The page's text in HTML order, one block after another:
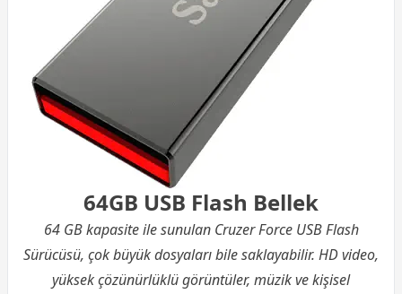
64GB USB Flash Bellek
64 GB kapasite ile sunulan Cruzer Force USB Flash
Sürücüsü, çok büyük dosyaları bile saklayabilir. HD video,
yüksek çözünürlüklü görüntüler, müzik ve kişisel